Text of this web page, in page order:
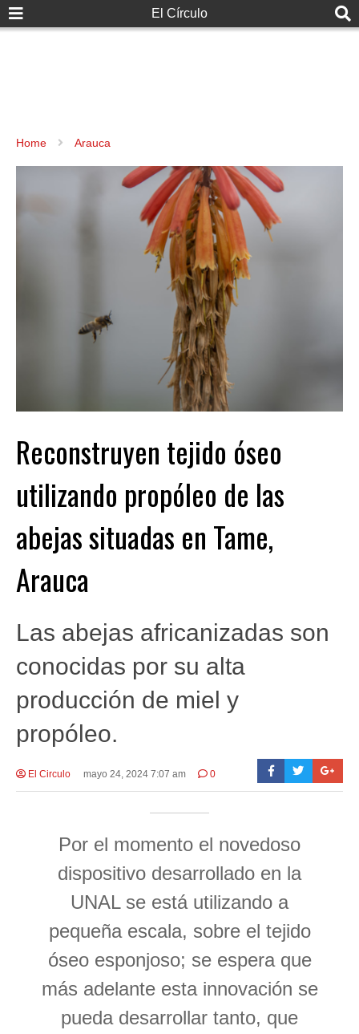
El Círculo
Home Arauca
Reconstruyen tejido óseo
utilizando propóleo de las
abejas situadas en Tame,
Arauca
Las abejas africanizadas son
conocidas por su alta
producción de miel y
propóleo.
El Circulo mayo 24, 2024 7:07 am 0
Por el momento el novedoso
dispositivo desarrollado en la
UNAL se está utilizando a
pequeña escala, sobre el tejido
óseo esponjoso; se espera que
más adelante esta innovación se
pueda desarrollar tanto, que